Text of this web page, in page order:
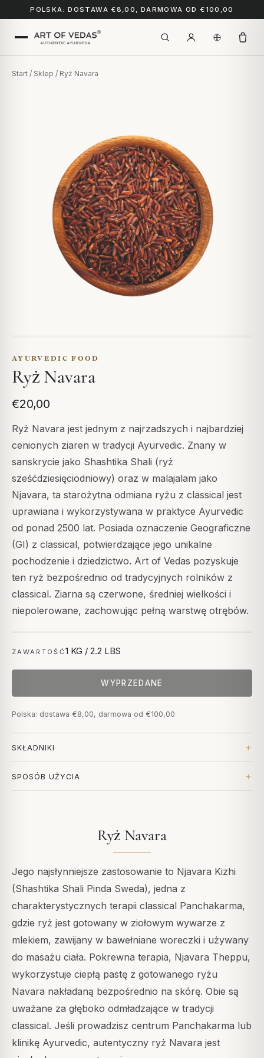
POLSKA: DOSTAWA €8,00, DARMOWA OD €100,00
Start / Sklep / Ryż Navara
AYURVEDIC FOOD
Ryż Navara
€20,00
Ryż Navara jest jednym z najrzadszych i najbardziej
cenionych ziaren w tradycji Ayurvedic. Znany w
sanskrycie jako Shashtika Shali (ryż
sześćdziesięciodniowy) oraz w malajalam jako
Njavara, ta starożytna odmiana ryżu z classical jest
uprawiana i wykorzystywana w praktyce Ayurvedic
od ponad 2500 lat. Posiada oznaczenie Geograficzne
(GI) z classical, potwierdzające jego unikalne
pochodzenie i dziedzictwo. Art of Vedas pozyskuje
ten ryż bezpośrednio od tradycyjnych rolników z
classical. Ziarna są czerwone, średniej wielkości i
niepolerowane, zachowując pełną warstwę otrębów.
ZAWARTOŚĆ1 KG / 2.2 LBS
WYPRZEDANE
Polska: dostawa €8,00, darmowa od €100,00
SKŁADNIKI
SPOSÓB UŻYCIA
Ryż Navara
Jego najsłynniejsze zastosowanie to Njavara Kizhi
(Shashtika Shali Pinda Sweda), jedna z
charakterystycznych terapii classical Panchakarma,
gdzie ryż jest gotowany w ziołowym wywarze z
mlekiem, zawijany w bawełniane woreczki i używany
do masażu ciała. Pokrewna terapia, Njavara Theppu,
wykorzystuje ciepłą pastę z gotowanego ryżu
Navara nakładaną bezpośrednio na skórę. Obie są
uważane za głęboko odmładzające w tradycji
classical. Jeśli prowadzisz centrum Panchakarma lub
klinikę Ayurvedic, autentyczny ryż Navara jest